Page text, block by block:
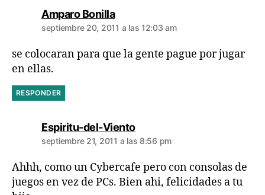
Amparo Bonilladice:
septiembre 20, 2011 a las 12:03 am
se colocaran para que la gente pague por jugar
en ellas.
RESPONDER
Espiritu-del-Vientodice:
septiembre 21, 2011 a las 8:56 pm
Ahhh, como un Cybercafe pero con consolas de
juegos en vez de PCs. Bien ahi, felicidades a tu